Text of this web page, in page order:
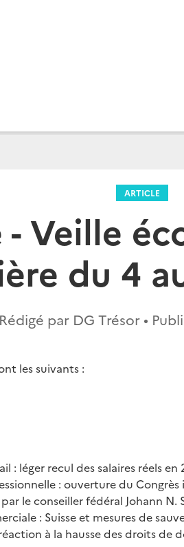
ARTICLE
- Veille
du 4
Rédigé par DG Trésor •
les suivants :
: léger recul des salaires réels en
: ouverture du
le conseiller fédéral Johann
: Suisse et mesures de
à la hausse des droits de